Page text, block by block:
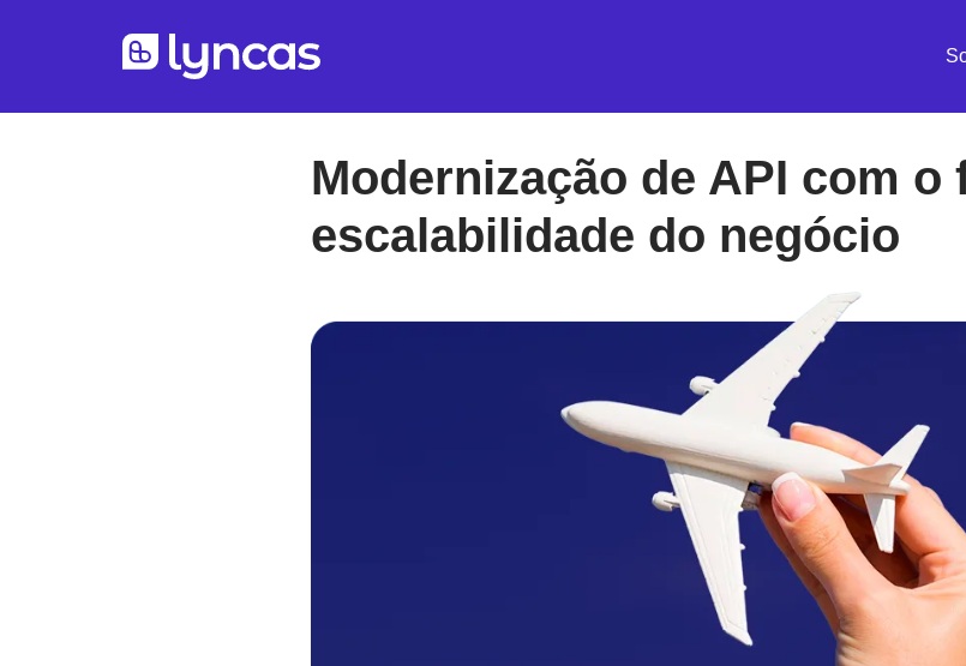
Modernização de API com o
escalabilidade do negócio